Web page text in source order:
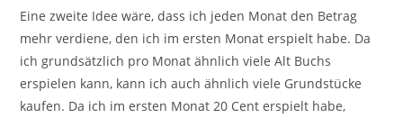
Eine zweite Idee wäre, dass ich jeden Monat den Betrag
mehr verdiene, den ich im ersten Monat erspielt habe. Da
ich grundsätzlich pro Monat ähnlich viele Alt Buchs
erspielen kann, kann ich auch ähnlich viele Grundstücke
kaufen. Da ich im ersten Monat 20 Cent erspielt habe,